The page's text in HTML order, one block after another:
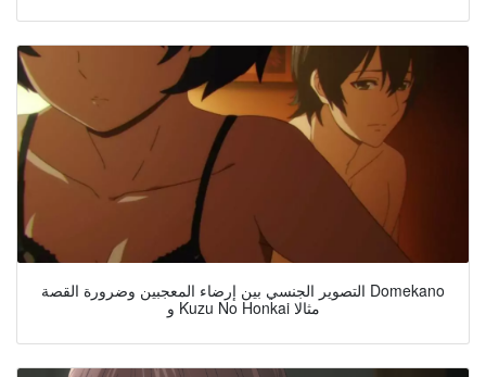
التصوير الجنسي بين إرضاء المعجبين وضرورة القصة Domekano
و Kuzu No Honkai مثالا